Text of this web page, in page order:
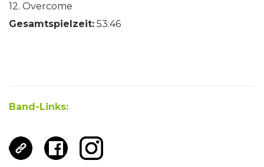
12. Overcome
Gesamtspielzeit: 53:46
Band-Links: